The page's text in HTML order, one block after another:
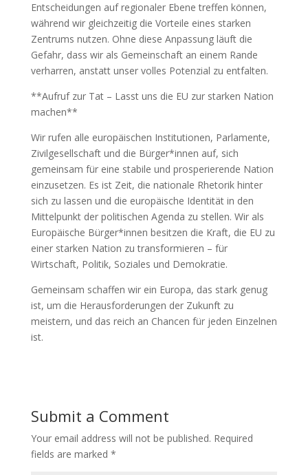
Entscheidungen auf regionaler Ebene treffen können,
während wir gleichzeitig die Vorteile eines starken
Zentrums nutzen. Ohne diese Anpassung läuft die
Gefahr, dass wir als Gemeinschaft an einem Rande
verharren, anstatt unser volles Potenzial zu entfalten.
**Aufruf zur Tat – Lasst uns die EU zur starken Nation
machen**
Wir rufen alle europäischen Institutionen, Parlamente,
Zivilgesellschaft und die Bürger*innen auf, sich
gemeinsam für eine stabile und prosperierende Nation
einzusetzen. Es ist Zeit, die nationale Rhetorik hinter
sich zu lassen und die europäische Identität in den
Mittelpunkt der politischen Agenda zu stellen. Wir als
Europäische Bürger*innen besitzen die Kraft, die EU zu
einer starken Nation zu transformieren – für
Wirtschaft, Politik, Soziales und Demokratie.
Gemeinsam schaffen wir ein Europa, das stark genug
ist, um die Herausforderungen der Zukunft zu
meistern, und das reich an Chancen für jeden Einzelnen
ist.
Submit a Comment
Your email address will not be published. Required
fields are marked *